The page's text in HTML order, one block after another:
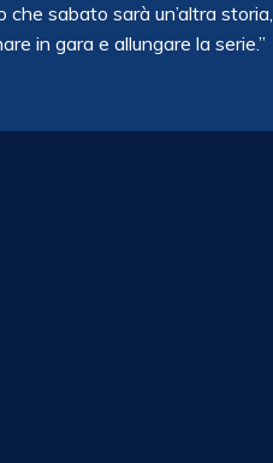
sabato sarà un’altra
in gara e allungare la serie.”